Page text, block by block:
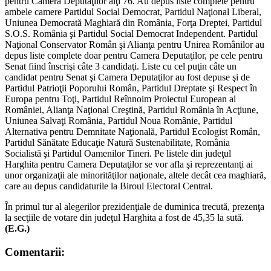
ambele camere Partidul Social Democrat, Partidul Naţional Liberal,
Uniunea Democrată Maghiară din România, Forţa Dreptei, Partidul
S.O.S. România şi Partidul Social Democrat Independent. Partidul
Naţional Conservator Român şi Alianţa pentru Unirea Românilor au
depus liste complete doar pentru Camera Deputaţilor, pe cele pentru
Senat fiind înscrişi câte 3 candidaţi. Liste cu cel puţin câte un
candidat pentru Senat şi Camera Deputaţilor au fost depuse şi de
Partidul Patrioţii Poporului Român, Partidul Dreptate şi Respect în
Europa pentru Toţi, Partidul Reînnoim Proiectul European al
României, Alianţa Naţional Creştină, Partidul România în Acţiune,
Uniunea Salvaţi România, Partidul Noua Românie, Partidul
Alternativa pentru Demnitate Naţională, Partidul Ecologist Român,
Partidul Sănătate Educaţie Natură Sustenabilitate, România
Socialistă şi Partidul Oamenilor Tineri. Pe listele din judeţul
Harghita pentru Camera Deputaţilor se vor afla şi reprezentanţi ai
unor organizaţii ale minorităţilor naţionale, altele decât cea maghiară,
care au depus candidaturile la Biroul Electoral Central.
În primul tur al alegerilor prezidenţiale de duminica trecută, prezenţa
la secţiile de votare din judeţul Harghita a fost de 45,35 la sută.
(E.G.)
Comentarii: